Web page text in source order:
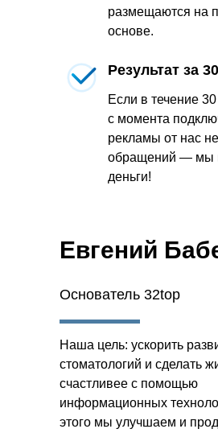
размещаются на
основе.
Результат за
Если в течение
с момента
рекламы от нас
обращений — мы
деньги!
Евгений
Основатель 32top
Наша цель: ускорить
стоматологий и сделать
счастливее с помощью
информационных
этого мы улучшаем и